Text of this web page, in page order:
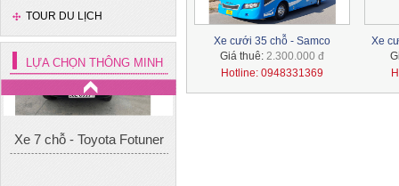
TOUR DU LỊCH
LỰA CHỌN THÔNG MINH
Xe 7 chỗ - Toyota Fotuner
Xe cưới 35 chỗ - Samco
Giá thuê: 2.300.000 đ
Hotline: 0948331369
Xe